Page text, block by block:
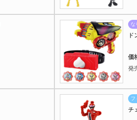
な
ド
価
発
フ
チ